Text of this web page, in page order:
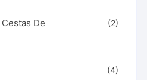
De
(2)
(4)